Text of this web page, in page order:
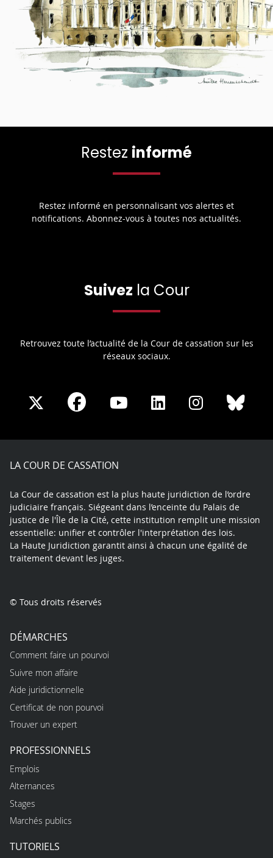
Restez informé
Restez informé en personnalisant vos alertes et
notifications. Abonnez-vous à toutes nos actualités.
Suivez la Cour
Retrouvez toute l’actualité de la Cour de cassation sur les
réseaux sociaux.
Share
X
Share
Facebook
Share
Youtube
Share
LinkedIn
Share
Instagram
LA COUR DE CASSATION
La Cour de cassation est la plus haute juridiction de l’ordre
judiciaire français. Siégeant dans l’enceinte du Palais de
justice de l'Île de la Cité, cette institution remplit une mission
essentielle: unifier et contrôler l'interprétation des lois.
La Haute Juridiction garantit ainsi à chacun une égalité de
traitement devant les juges.
© Tous droits réservés
DÉMARCHES
Comment faire un pourvoi
Suivre mon affaire
Aide juridictionnelle
Certificat de non pourvoi
Trouver un expert
PROFESSIONNELS
Emplois
Alternances
Stages
Marchés publics
TUTORIELS